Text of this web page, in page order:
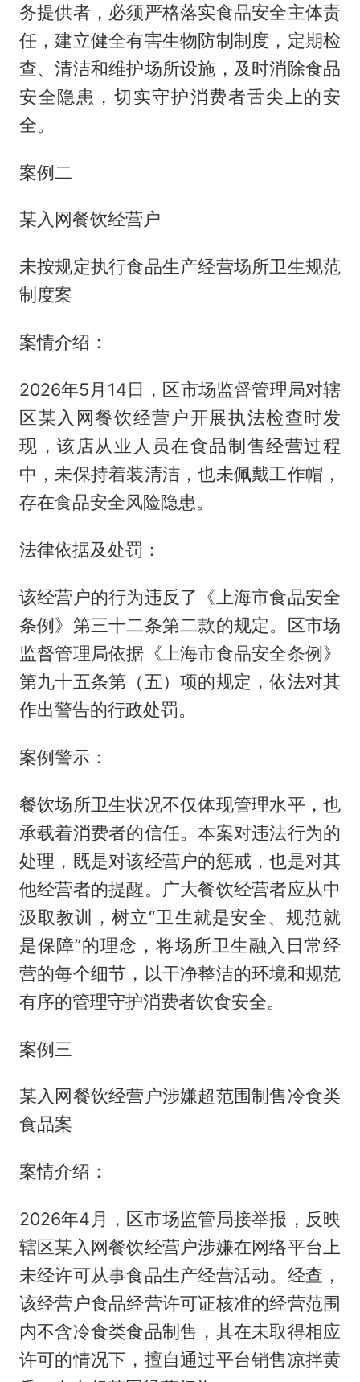
务提供者，必须严格落实食品安全主体责
任，建立健全有害生物防制制度，定期检
查、清洁和维护场所设施，及时消除食品
安全隐患，切实守护消费者舌尖上的安
全。
案例二
某入网餐饮经营户
未按规定执行食品生产经营场所卫生规范
制度案
案情介绍：
2026年5月14日，区市场监督管理局对辖
区某入网餐饮经营户开展执法检查时发
现，该店从业人员在食品制售经营过程
中，未保持着装清洁，也未佩戴工作帽，
存在食品安全风险隐患。
法律依据及处罚：
该经营户的行为违反了《上海市食品安全
条例》第三十二条第二款的规定。区市场
监督管理局依据《上海市食品安全条例》
第九十五条第（五）项的规定，依法对其
作出警告的行政处罚。
案例警示：
餐饮场所卫生状况不仅体现管理水平，也
承载着消费者的信任。本案对违法行为的
处理，既是对该经营户的惩戒，也是对其
他经营者的提醒。广大餐饮经营者应从中
汲取教训，树立“卫生就是安全、规范就
是保障”的理念，将场所卫生融入日常经
营的每个细节，以干净整洁的环境和规范
有序的管理守护消费者饮食安全。
案例三
某入网餐饮经营户涉嫌超范围制售冷食类
食品案
案情介绍：
2026年4月，区市场监管局接举报，反映
辖区某入网餐饮经营户涉嫌在网络平台上
未经许可从事食品生产经营活动。经查，
该经营户食品经营许可证核准的经营范围
内不含冷食类食品制售，其在未取得相应
许可的情况下，擅自通过平台销售凉拌黄